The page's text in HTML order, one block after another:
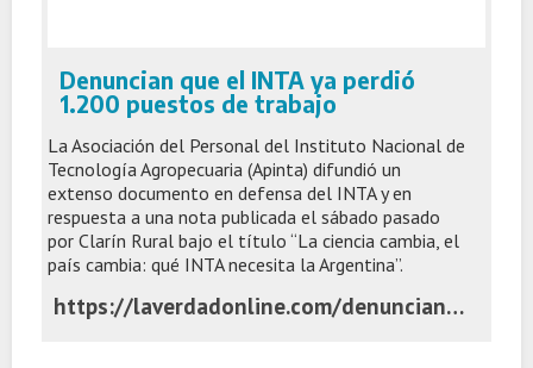
Denuncian que el INTA ya perdió
1.200 puestos de trabajo
La Asociación del Personal del Instituto Nacional de
Tecnología Agropecuaria (Apinta) difundió un
extenso documento en defensa del INTA y en
respuesta a una nota publicada el sábado pasado
por Clarín Rural bajo el título “La ciencia cambia, el
país cambia: qué INTA necesita la Argentina”.
https://laverdadonline.com/denuncian-que-el-inta-ya-perdio-1-200-puestos-de-trabajo/